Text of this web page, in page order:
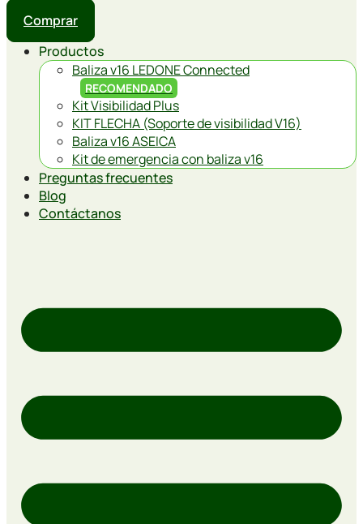
Comprar
Productos
Baliza v16 LEDONE Connected
RECOMENDADO
Kit Visibilidad Plus
KIT FLECHA (Soporte de visibilidad V16)
Baliza v16 ASEICA
Kit de emergencia con baliza v16
Preguntas frecuentes
Blog
Contáctanos